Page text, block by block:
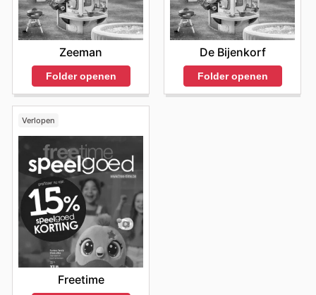
Hunkemöller adop de hoogte te blijven van de laatste
trends en kortingen, draagt bij aan een positieve en
lonende winkelervaring. Visit Hunkemöller's website
today to explore the best deals and start saving now.
Zeeman
Folder openen
De Bijenkorf
Folder openen
Verlopen
Freetime